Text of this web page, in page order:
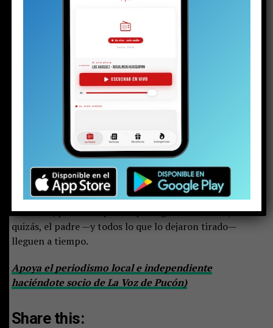
a disparo injustificado o, incluso, a homicidio
Por ello, y pese a la oposición de la defensa,
viernes al mediodía.
Mientras tanto, el adolescente fue trasladado a
internación provisoria en Cholchol.
Social Juvenil, esperará lo que la justicia resuelva el
viernes en una causa que podría marcar el resto de
su vida. Pero quizás no todo esté perdido para ese
niño y pueda en este proceso reinsertarse y, tal como
señala el objetivo del sistema de protección de
menores, pueda ser por fin protegido. Y esta vez,
quizás, el padre —y todos lo que lo dejaron tirado—
lleguen a tiempo.
Apoya el periodismo local e independiente
haciéndote socio de La Voz de Pucón)
Share this: